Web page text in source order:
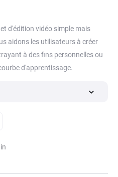
d'édition vidéo simple mais
aidons les utilisateurs à créer
à des fins personnelles ou
d'apprentissage.